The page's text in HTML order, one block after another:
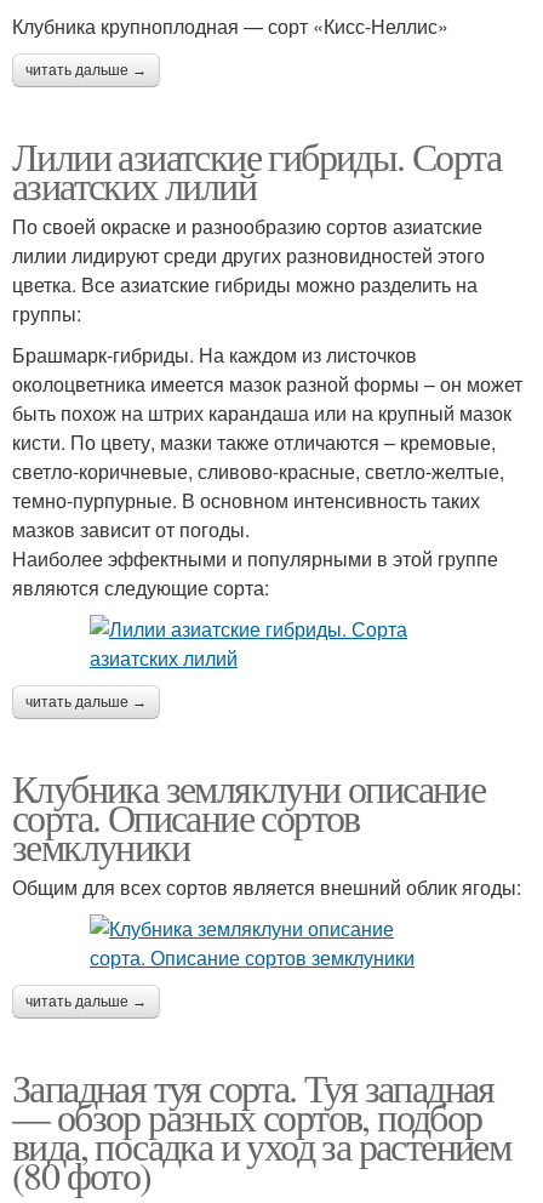
Клубника крупноплодная — сорт «Кисс-Неллис»
читать дальше →
Лилии азиатские гибриды. Сорта
азиатских лилий
По своей окраске и разнообразию сортов азиатские
лилии лидируют среди других разновидностей этого
цветка. Все азиатские гибриды можно разделить на
группы:
Брашмарк-гибриды. На каждом из листочков
околоцветника имеется мазок разной формы – он может
быть похож на штрих карандаша или на крупный мазок
кисти. По цвету, мазки также отличаются – кремовые,
светло-коричневые, сливово-красные, светло-желтые,
темно-пурпурные. В основном интенсивность таких
мазков зависит от погоды.
Наиболее эффектными и популярными в этой группе
являются следующие сорта:
читать дальше →
Клубника земляклуни описание
сорта. Описание сортов
земклуники
Общим для всех сортов является внешний облик ягоды:
читать дальше →
Западная туя сорта. Туя западная
— обзор разных сортов, подбор
вида, посадка и уход за растением
(80 фото)